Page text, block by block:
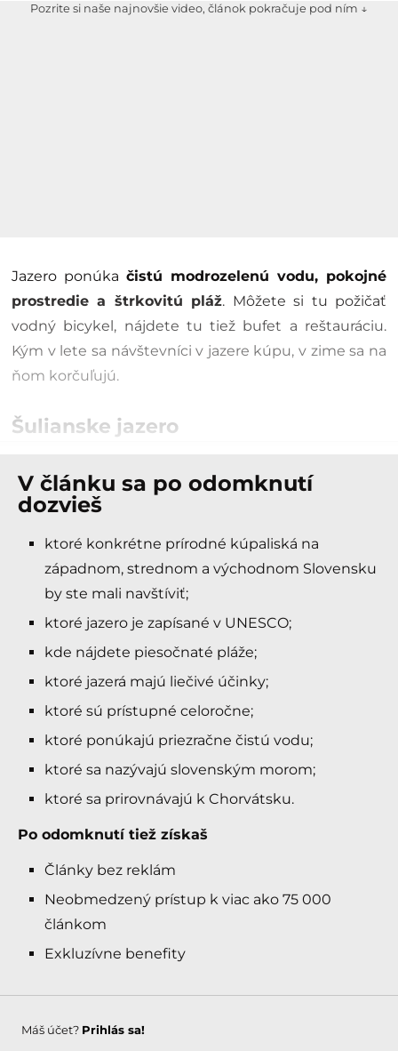
Pozrite si naše najnovšie video, článok pokračuje pod ním ↓
Jazero ponúka čistú modrozelenú vodu, pokojné
prostredie a štrkovitú pláž. Môžete si tu požičať
vodný bicykel, nájdete tu tiež bufet a reštauráciu.
Kým v lete sa návštevníci v jazere kúpu, v zime sa na
ňom korčuľujú.
Šulianske jazero
V článku sa po odomknutí
dozvieš
ktoré konkrétne prírodné kúpaliská na
západnom, strednom a východnom Slovensku
by ste mali navštíviť;
ktoré jazero je zapísané v UNESCO;
kde nájdete piesočnaté pláže;
ktoré jazerá majú liečivé účinky;
ktoré sú prístupné celoročne;
ktoré ponúkajú priezračne čistú vodu;
ktoré sa nazývajú slovenským morom;
ktoré sa prirovnávajú k Chorvátsku.
Po odomknutí tiež získaš
Články bez reklám
Neobmedzený prístup k viac ako 75 000
článkom
Exkluzívne benefity
Máš účet? Prihlás sa!